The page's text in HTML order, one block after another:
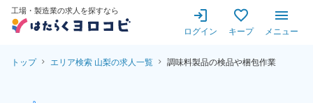
工場・製造業の求人を探すなら
ログイン キープ メニュー
トップ エリア検索 山梨の求人一覧 調味料製品の検品や梱包作業
【未経験OK！高時給1,550